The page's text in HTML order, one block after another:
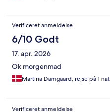
Verificeret anmeldelse
6/10 Godt
17. apr. 2026
Ok morgenmad
Martina Damgaard, rejse på 1 nat
Verificeret anmeldelse